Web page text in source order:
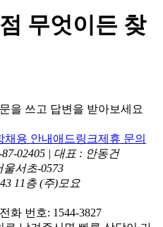
무엇이든 찾
을 쓰고 답변을 받아보세요
채용 안내 애드링크제휴 문의
02405 | 대표 : 안동건
서초-0573
11층 (주)모요
전화 번호: 1544-3827